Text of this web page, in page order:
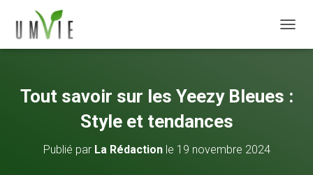
Tout savoir sur les Yeezy Bleues :
Style et tendances
Publié par La Rédactionle 19 novembre 2024